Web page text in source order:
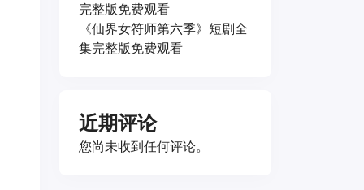
完整版免费观看
《仙界女符师第六季》短剧全
集完整版免费观看
近期评论
您尚未收到任何评论。